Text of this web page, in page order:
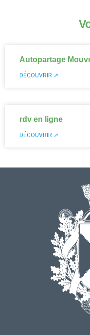
Autopartage
DÉCOUVRIR ↗
rdv en ligne
DÉCOUVRIR ↗